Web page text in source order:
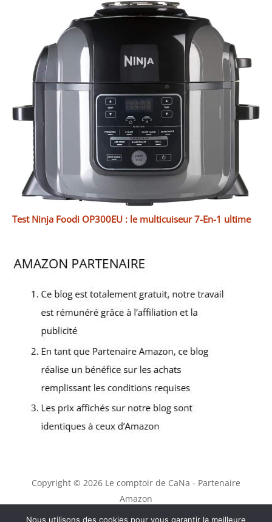
Test Ninja Foodi OP300EU : le multicuiseur 7-En-1 ultime
Copyright © 2026 Le comptoir de CaNa - Partenaire
Amazon
Nous utilisons des cookies pour vous garantir la meilleure